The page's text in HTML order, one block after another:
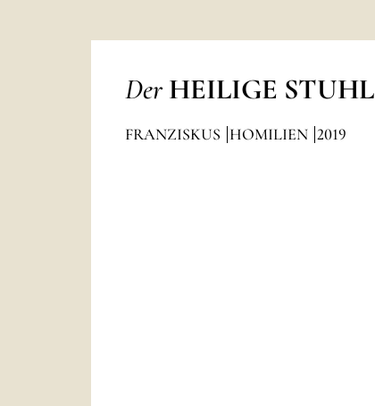
Der HEILIGE STUHL
FRANZISKUS HOMILIEN 2019